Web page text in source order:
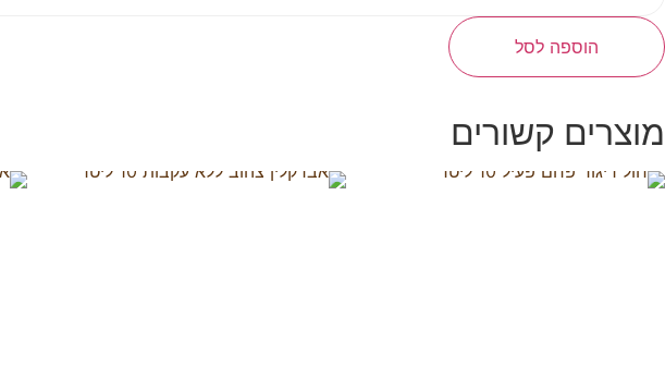
הפי
קט
סטרלייז
בקר
הוספה לסל
מוצרים קשורים